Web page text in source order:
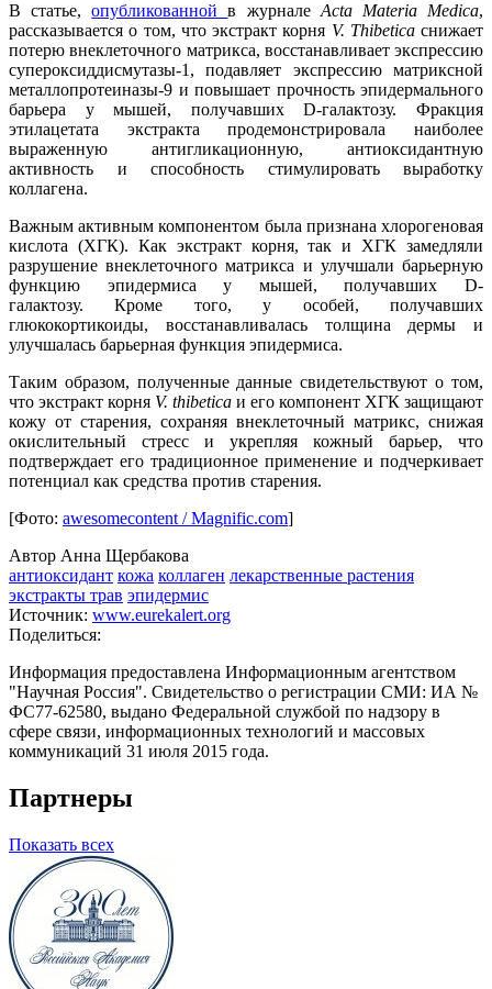
В статье,опубликованнойв журналеActa Materia Medica,
рассказывается о том, что экстракт корня V. Thibeticaснижает
потерю внеклеточного матрикса, восстанавливает экспрессию
супероксиддисмутазы-1, подавляет экспрессию матриксной
металлопротеиназы-9 и повышает прочность эпидермального
барьера у мышей, получавших D-галактозу. Фракция
этилацетата экстракта продемонстрировала наиболее
выраженную антигликационную, антиоксидантную
активность и способность стимулировать выработку
коллагена.
Важным активным компонентом была признана хлорогеновая
кислота (ХГК). Как экстракт корня, так и ХГК замедляли
разрушение внеклеточного матрикса и улучшали барьерную
функцию эпидермиса у мышей, получавших D-
галактозу. Кроме того, у особей, получавших
глюкокортикоиды, восстанавливалась толщина дермы и
улучшалась барьерная функция эпидермиса.
Таким образом, полученные данные свидетельствуют о том,
что экстракт корня V. thibetica и его компонент ХГК защищают
кожу от старения, сохраняя внеклеточный матрикс, снижая
окислительный стресс и укрепляя кожный барьер, что
подтверждает его традиционное применение и подчеркивает
потенциал как средства против старения.
[Фото: awesomecontent / Magnific.com]
Автор Анна Щербакова
антиоксидант кожа коллаген лекарственные растения
экстракты трав эпидермис
Источник: www.eurekalert.org
Поделиться:
Информация предоставлена Информационным агентством
"Научная Россия". Свидетельство о регистрации СМИ: ИА №
ФС77-62580, выдано Федеральной службой по надзору в
сфере связи, информационных технологий и массовых
коммуникаций 31 июля 2015 года.
Партнеры
Показать всех